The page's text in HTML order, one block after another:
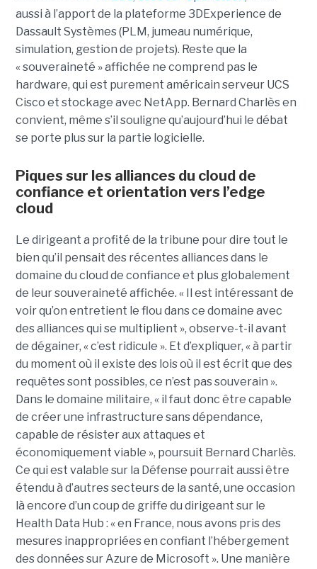
aussi à l’apport de la plateforme 3DExperience de
Dassault Systèmes (PLM, jumeau numérique,
simulation, gestion de projets). Reste que la
« souveraineté » affichée ne comprend pas le
hardware, qui est purement américain serveur UCS
Cisco et stockage avec NetApp. Bernard Charlès en
convient, même s’il souligne qu’aujourd’hui le débat
se porte plus sur la partie logicielle.
Piques sur les alliances du cloud de
confiance et orientation vers l’edge
cloud
Le dirigeant a profité de la tribune pour dire tout le
bien qu’il pensait des récentes alliances dans le
domaine du cloud de confiance et plus globalement
de leur souveraineté affichée. « Il est intéressant de
voir qu’on entretient le flou dans ce domaine avec
des alliances qui se multiplient », observe-t-il avant
de dégainer, « c’est ridicule ». Et d’expliquer, « à partir
du moment où il existe des lois où il est écrit que des
requêtes sont possibles, ce n’est pas souverain ».
Dans le domaine militaire, « il faut donc être capable
de créer une infrastructure sans dépendance,
capable de résister aux attaques et
économiquement viable », poursuit Bernard Charlès.
Ce qui est valable sur la Défense pourrait aussi être
étendu à d’autres secteurs de la santé, une occasion
là encore d’un coup de griffe du dirigeant sur le
Health Data Hub : « en France, nous avons pris des
mesures inappropriées en confiant l’hébergement
des données sur Azure de Microsoft ». Une manière